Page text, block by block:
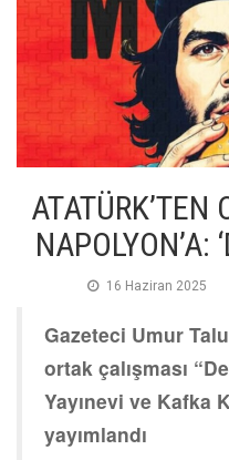
ATATÜRK’TEN
NAPOLYON’A:
16 Haziran 2025
Gazeteci Umur
ortak çalışması
Yayınevi ve Kafka
yayımlandı